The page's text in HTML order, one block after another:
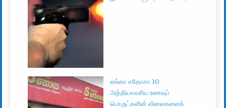
லங்கா சதோசா 10
அத்தியாவசிய உணவுப்
பொருட்களின் விலைகளைக்